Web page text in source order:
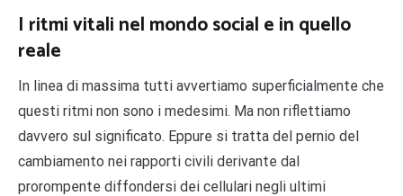
I ritmi vitali nel mondo social e in quello
reale
In linea di massima tutti avvertiamo superficialmente che
questi ritmi non sono i medesimi. Ma non riflettiamo
davvero sul significato. Eppure si tratta del pernio del
cambiamento nei rapporti civili derivante dal
prorompente diffondersi dei cellulari negli ultimi